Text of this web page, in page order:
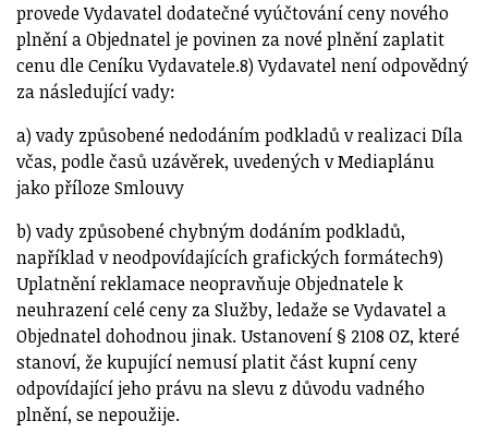
provede Vydavatel dodatečné vyúčtování ceny nového
plnění a Objednatel je povinen za nové plnění zaplatit
cenu dle Ceníku Vydavatele.8) Vydavatel není odpovědný
za následující vady:
a) vady způsobené nedodáním podkladů v realizaci Díla
včas, podle časů uzávěrek, uvedených v Mediaplánu
jako příloze Smlouvy
b) vady způsobené chybným dodáním podkladů,
například v neodpovídajících grafických formátech9)
Uplatnění reklamace neopravňuje Objednatele k
neuhrazení celé ceny za Služby, ledaže se Vydavatel a
Objednatel dohodnou jinak. Ustanovení § 2108 OZ, které
stanoví, že kupující nemusí platit část kupní ceny
odpovídající jeho právu na slevu z důvodu vadného
plnění, se nepoužije.